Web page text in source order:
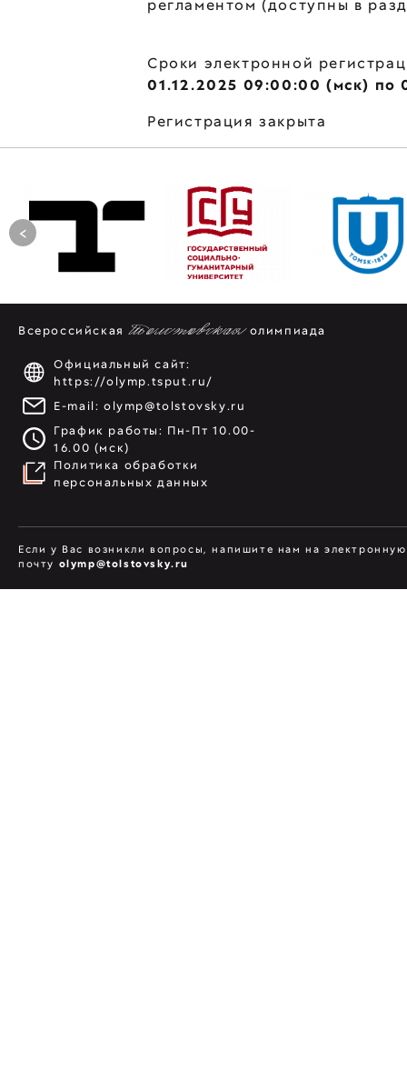
регламентом (доступны в
Сроки электронной
01.12.2025 09:00:00 (мск) по
Регистрация закрыта
<
ВсероссийскаяТолстовскаяолимпиада
Официальный сайт:
https://olymp.tsput.ru/
E-mail: olymp@tolstovsky.ru
График работы: Пн-Пт 10.00-
16.00 (мск)
Политика обработки
персональных данных
Если у Вас возникли вопросы, напишите нам на электронную
почту olymp@tolstovsky.ru